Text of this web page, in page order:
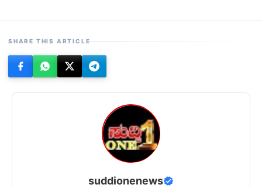
SHARE THIS ARTICLE
suddionenews